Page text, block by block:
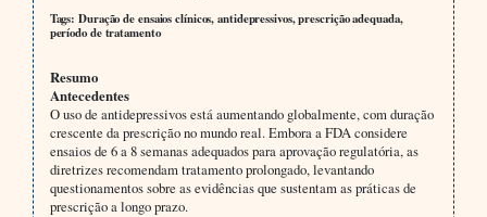
Tags: Duração de ensaios clínicos, antidepressivos, prescrição adequada,
período de tratamento
Resumo
Antecedentes
O uso de antidepressivos está aumentando globalmente, com duração
crescente da prescrição no mundo real. Embora a FDA considere
ensaios de 6 a 8 semanas adequados para aprovação regulatória, as
diretrizes recomendam tratamento prolongado, levantando
questionamentos sobre as evidências que sustentam as práticas de
prescrição a longo prazo.